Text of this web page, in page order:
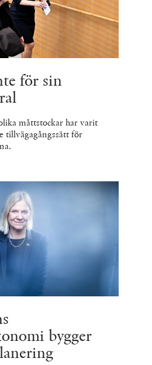
för sin
måttstockar har varit
tillvägagångssätt för
bygger